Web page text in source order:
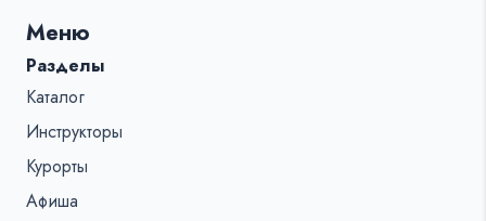
%s:
Меню
Разделы
Каталог
Инструкторы
Курорты
Афиша